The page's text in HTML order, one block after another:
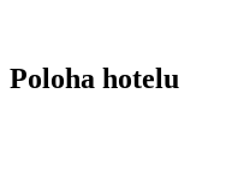
Poloha hotelu